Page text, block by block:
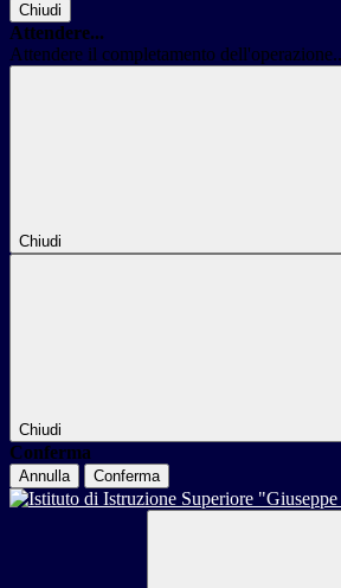
Chiudi
Attendere...
Attendere il completamento
Chiudi
Chiudi
Conferma
Annulla Conferma